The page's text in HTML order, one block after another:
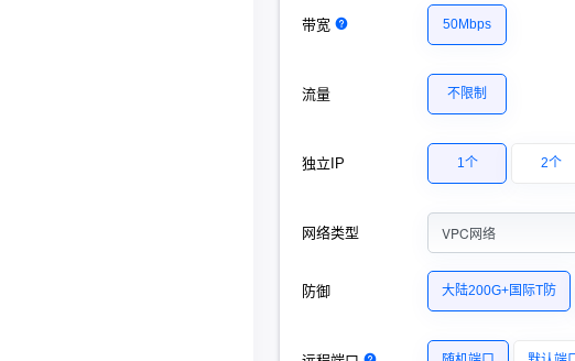
带宽 50Mbps
流量 不限制
独立IP 1个 2个
网络类型 VPC网络
防御 大陆200G+国际T防